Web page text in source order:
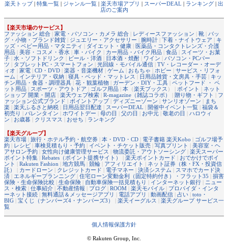
楽天トップ| 特集一覧 | ジャンル一覧 | 楽天市場アプリ | スーパーDEAL | ランキング | 出
店のご案内
【楽天市場のサービス】
ファッション 総合 | 家電・パソコン・カメラ 総合 | レディースファッション | 靴 | バッ
グ・小物・ブランド雑貨 | ジュエリー・アクセサリー | 腕時計 | 下着・ナイトウェア | キ
ッズ・ベビー用品・マタニティ | ダイエット・健康 | 医薬品・コンタクトレンズ・介護
用品 | 美容・コスメ・香水 | 車・バイク | カー用品・バイク用品 | 食品 | スイーツ・お菓
子 | 水・ソフトドリンク | ビール・洋酒 | 日本酒・焼酎 | ワイン | パソコン・PCパー
ツ | タブレットPC・スマートフォン | 光回線・モバイル通信 | TV・レコーダー・オーデ
ィオ | 家電 | CD・DVD | 楽器・音楽機材 | ゲーム | おもちゃ | ホビー | サービス・リフォ
ーム | インテリア・収納 | 寝具・ベッド・マットレス | 日用品雑貨・文房具・手芸 | キッ
チン用品・食器・調理器具 | 花・観葉植物 | ガーデン・DIY・工具 | ペットフード ・ ペ
ット用品 | スポーツ・アウトドア | ゴルフ用品 | 本 （楽天ブックス ） | ポイント | ネット
ショップ 開業・開店 | 楽天ウェブ検索 | R-magazine（雑誌コラボ） | 贈り物・ギフト | フ
ァッション公式ブランド | ポイントアップ| ディズニーゾーン | サンリオゾーン | まち
楽 | 楽天ふるさと納税 | 日用品翌日配達 | スーパーDEAL | 開催中イベント一覧 | 福袋＆
初売り | バレンタイン | ホワイトデー | 母の日 | 父の日 | お中元 | 敬老の日 | ハロウィ
ン | お歳暮 | クリスマス | おせち | ランキング
【楽天グループ】
楽天市場 | 旅行・ホテル予約・航空券 | 本・DVD・CD | 電子書籍 楽天Kobo | ゴルフ場予
約 | レシピ | 車検見積もり・予約 | イベント・チケット販売 | 写真プリント | 美容室・ヘ
アサロン予約 | 女性向け健康管理サービス | 物流委託・アウトソーシング | 楽天スーパー
ポイント特集 | Rebates（ポイント提携サイト） | 楽天ポイントカード | おでかけでポイ
ント | Rakuten Fashion | 地方競馬 | 競輪 | アフィリエイト | ネット証券（株・FX・投資信
託）
| カードローン | クレジットカード | 電子マネー | 決済システム | スマホでカード決
済 | エネルギープランニング | 住宅ローン変動金利（固定特約付き）・フラット35 | 損害
保険・生命保険比較 | 生命保険 | 自動車保険一括見積もり | インターネット銀行 | ニュー
ス・検索 | 仕事紹介 | 不動産情報 | ブログ | ROOM | 楽天モバイル | プロバイダ・インタ
ーネット接続 | 無料通話＆メッセージアプリ | 電話アプリ | 動画配信 | 占い | toto・
BIG | 宝くじ（ナンバーズ4・ナンバーズ3） | 楽天イーグルス | 楽天グループ サービス一
覧
個人情報保護方針
© Rakuten Group, Inc.